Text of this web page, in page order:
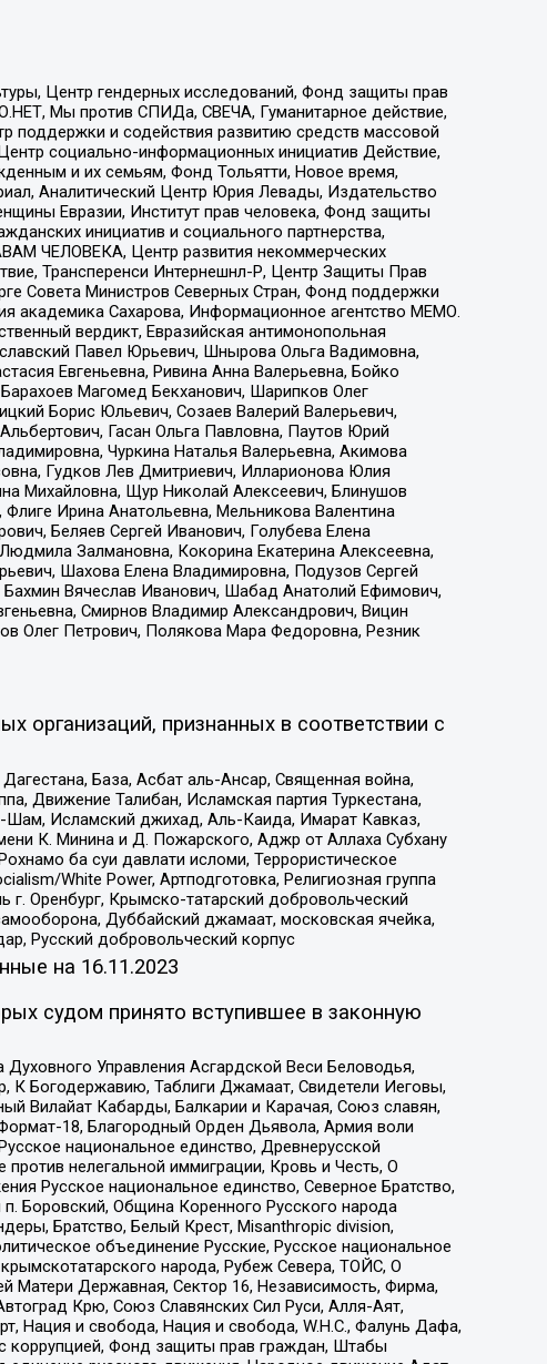
Центр гендерных исследований, Фонд защиты прав
Мы против СПИДа, СВЕЧА, Гуманитарное действие,
поддержки и содействия развитию средств массовой
социально-информационных инициатив Действие,
и их семьям, Фонд Тольятти, Новое время,
Аналитический Центр Юрия Левады, Издательство
Евразии, Институт прав человека, Фонд защиты
инициатив и социального партнерства,
ЧЕЛОВЕКА, Центр развития некоммерческих
Трансперенси Интернешнл-Р, Центр Защиты Прав
Совета Министров Северных Стран, Фонд поддержки
академика Сахарова, Информационное агентство МЕМО.
вердикт, Евразийская антимонопольная
Павел Юрьевич, Шнырова Ольга Вадимовна,
Евгеньевна, Ривина Анна Валерьевна, Бойко
Магомед Бекханович, Шарипков Олег
Борис Юльевич, Созаев Валерий Валерьевич,
Гасан Ольга Павловна, Паутов Юрий
Чуркина Наталья Валерьевна, Акимова
Гудков Лев Дмитриевич, Илларионова Юлия
Михайловна, Щур Николай Алексеевич, Блинушов
Ирина Анатольевна, Мельникова Валентина
Беляев Сергей Иванович, Голубева Елена
Залмановна, Кокорина Екатерина Алексеевна,
Шахова Елена Владимировна, Подузов Сергей
Вячеслав Иванович, Шабад Анатолий Ефимович,
Смирнов Владимир Александрович, Вицин
Олег Петрович, Полякова Мара Федоровна, Резник
организаций, признанных в соответствии с
База, Асбат аль-Ансар, Священная война,
Движение Талибан, Исламская партия Туркестана,
Исламский джихад, Аль-Каида, Имарат Кавказ,
К. Минина и Д. Пожарского, Аджр от Аллаха Субхану
ба суи давлати исломи, Террористическое
White Power, Артподготовка, Религиозная группа
г. Оренбург, Крымско-татарский добровольческий
Дуббайский джамаат, московская ячейка,
Русский добровольческий корпус
на 16.11.2023
судом принято вступившее в законную
Управления Асгардской Веси Беловодья,
К Богодержавию, Таблиги Джамаат, Свидетели Иеговы,
Вилайат Кабарды, Балкарии и Карачая, Союз славян,
18, Благородный Орден Дьявола, Армия воли
национальное единство, Древнерусской
нелегальной иммиграции, Кровь и Честь, О
Русское национальное единство, Северное Братство,
Боровский, Община Коренного Русского народа
Братство, Белый Крест, Misanthropic division,
объединение Русские, Русское национальное
народа, Рубеж Севера, ТОЙС, О
Матери Державная, Сектор 16, Независимость, Фирма,
Крю, Союз Славянских Сил Руси, Алля-Аят,
Нация и свобода, Нация и свобода, W.H.С., Фалунь Дафа,
коррупцией, Фонд защиты прав граждан, Штабы